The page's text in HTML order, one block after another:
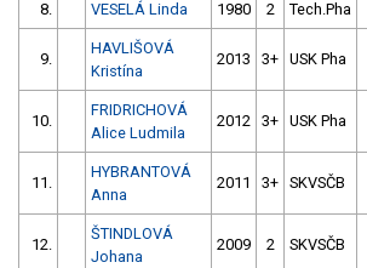
8. VESELÁ Linda 1980 2 Tech.Pha
9.
HAVLIŠOVÁ
Kristína
2013 3+ USK Pha
10.
FRIDRICHOVÁ
Alice Ludmila
2012 3+ USK Pha
11.
HYBRANTOVÁ
Anna
2011 3+ SKVSČB
12.
ŠTINDLOVÁ
Johana
2009 2 SKVSČB